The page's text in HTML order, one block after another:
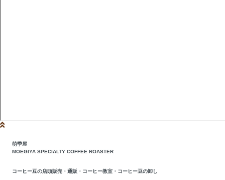
萌季屋
MOEGIYA SPECIALTY COFFEE ROASTER
コーヒー豆の店頭販売・通販・コーヒー教室・コーヒー豆の卸し